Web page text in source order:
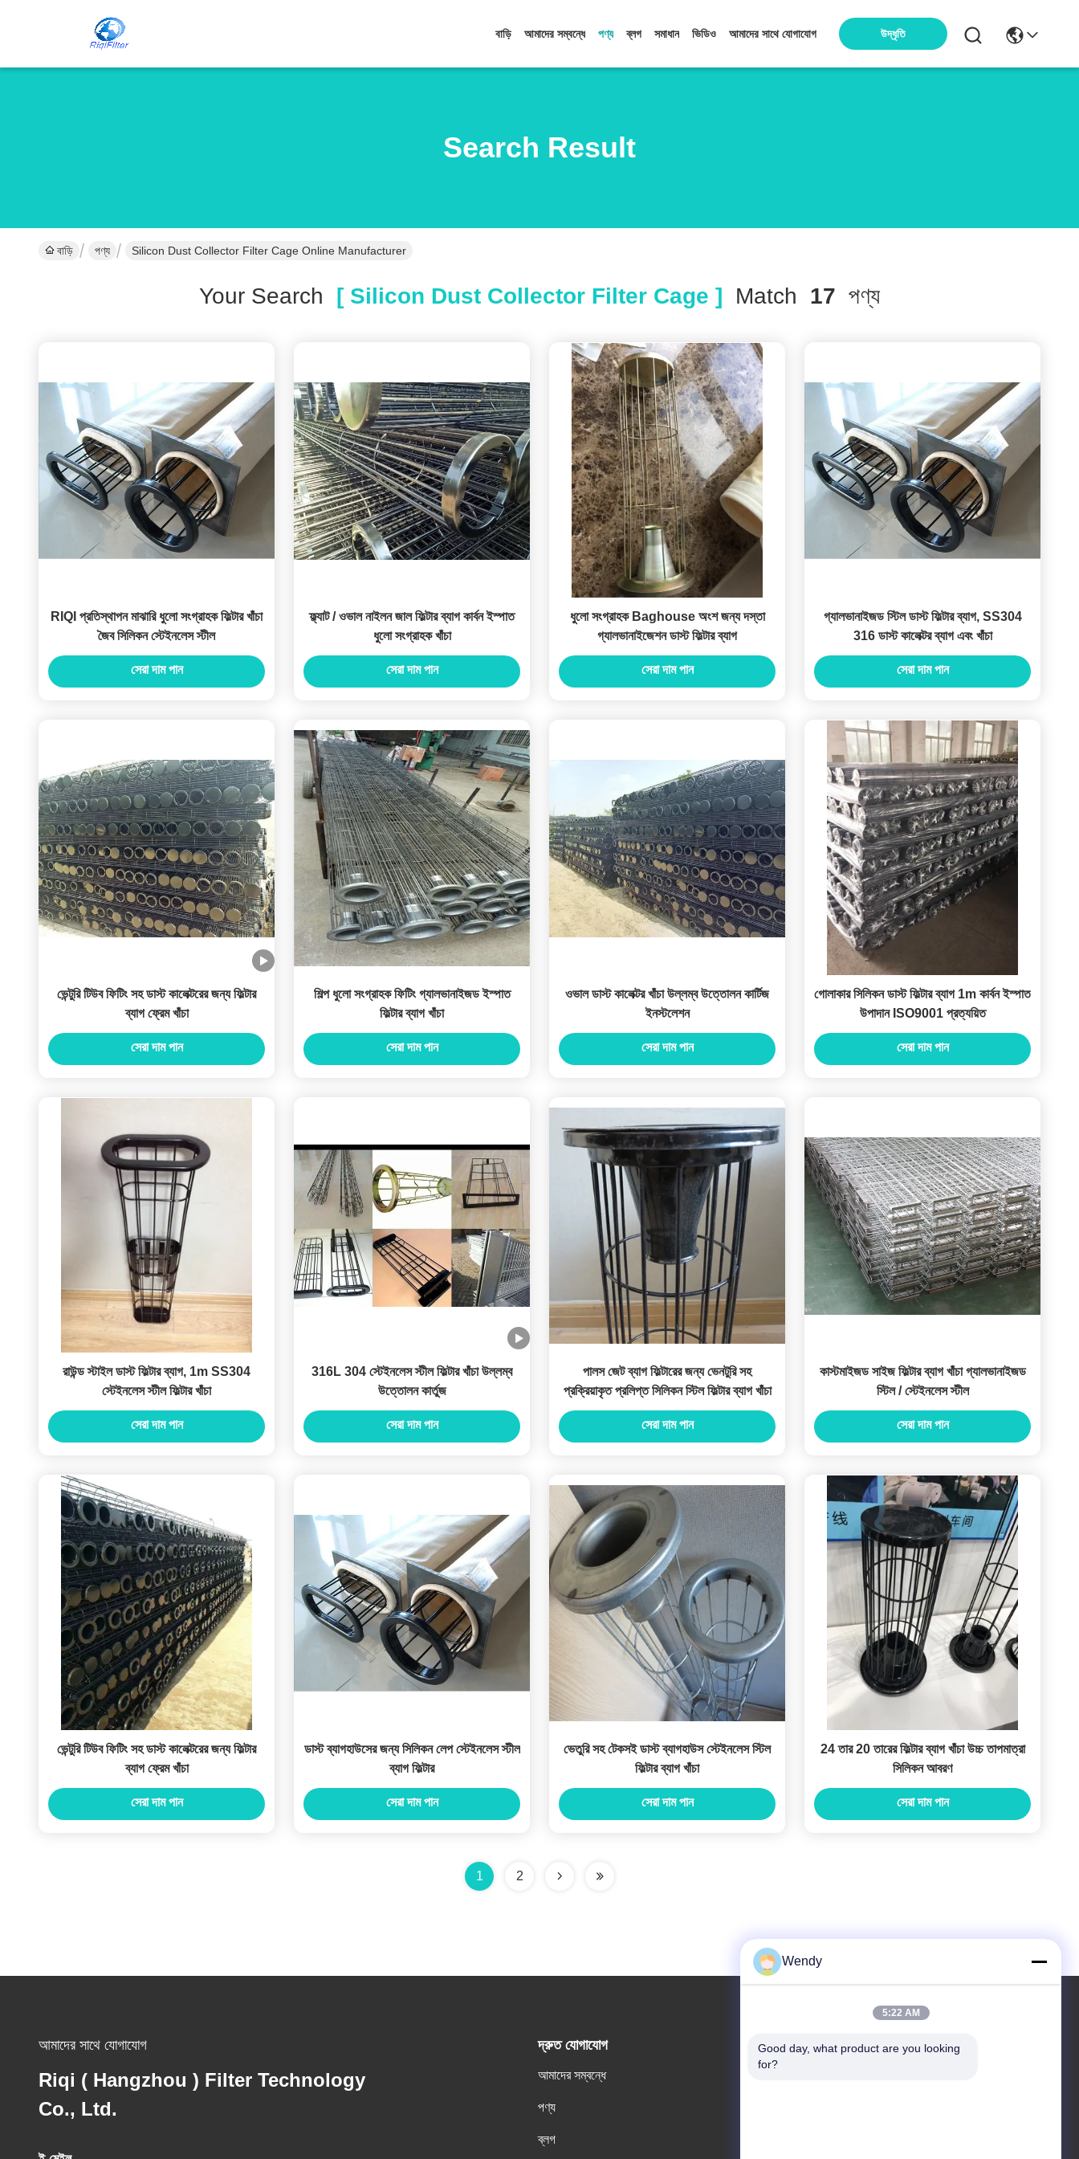
বাড়ি আমাদের সম্বন্ধে পণ্য ব্লগ সমাধান ভিডিও আমাদের সাথে যোগাযোগ উদ্ধৃতি
Search Result
বাড়ি পণ্য Silicon Dust Collector Filter Cage Online Manufacturer
Your Search [ Silicon Dust Collector Filter Cage ] Match 17 পণ্য
RIQI প্রতিস্থাপন মাঝারি ধুলো সংগ্রাহক ফিল্টার খাঁচা
জৈব সিলিকন স্টেইনলেস স্টীল
সেরা দাম পান
ফ্ল্যাট / ওভাল নাইলন জাল ফিল্টার ব্যাগ কার্বন ইস্পাত
ধুলো সংগ্রাহক খাঁচা
সেরা দাম পান
ধুলো সংগ্রাহক Baghouse অংশ জন্য দস্তা
গ্যালভানাইজেশন ডাস্ট ফিল্টার ব্যাগ
সেরা দাম পান
গ্যালভানাইজড স্টিল ডাস্ট ফিল্টার ব্যাগ, SS304
316 ডাস্ট কালেক্টর ব্যাগ এবং খাঁচা
সেরা দাম পান
ভেন্টুরি টিউব ফিটিং সহ ডাস্ট কালেক্টরের জন্য ফিল্টার
ব্যাগ ফ্রেম খাঁচা
সেরা দাম পান
শিল্প ধুলো সংগ্রাহক ফিটিং গ্যালভানাইজড ইস্পাত
ফিল্টার ব্যাগ খাঁচা
সেরা দাম পান
ওভাল ডাস্ট কালেক্টর খাঁচা উল্লম্ব উত্তোলন কার্টিজ
ইনস্টলেশন
সেরা দাম পান
গোলাকার সিলিকন ডাস্ট ফিল্টার ব্যাগ 1m কার্বন ইস্পাত
উপাদান ISO9001 প্রত্যয়িত
সেরা দাম পান
রাউন্ড স্টাইল ডাস্ট ফিল্টার ব্যাগ, 1m SS304
স্টেইনলেস স্টীল ফিল্টার খাঁচা
সেরা দাম পান
316L 304 স্টেইনলেস স্টীল ফিল্টার খাঁচা উল্লম্ব
উত্তোলন কার্তুজ
সেরা দাম পান
পালস জেট ব্যাগ ফিল্টারের জন্য ভেনটুরি সহ
প্রক্রিয়াকৃত প্রলিপ্ত সিলিকন স্টিল ফিল্টার ব্যাগ খাঁচা
সেরা দাম পান
কাস্টমাইজড সাইজ ফিল্টার ব্যাগ খাঁচা গ্যালভানাইজড
স্টিল / স্টেইনলেস স্টীল
সেরা দাম পান
ভেন্টুরি টিউব ফিটিং সহ ডাস্ট কালেক্টরের জন্য ফিল্টার
ব্যাগ ফ্রেম খাঁচা
সেরা দাম পান
ডাস্ট ব্যাগহাউসের জন্য সিলিকন লেপ স্টেইনলেস স্টীল
ব্যাগ ফিল্টার
সেরা দাম পান
ভেতুরি সহ টেকসই ডাস্ট ব্যাগহাউস স্টেইনলেস স্টিল
ফিল্টার ব্যাগ খাঁচা
সেরা দাম পান
24 তার 20 তারের ফিল্টার ব্যাগ খাঁচা উচ্চ তাপমাত্রা
সিলিকন আবরণ
সেরা দাম পান
1 2
আমাদের সাথে যোগাযোগ
Riqi ( Hangzhou ) Filter Technology
Co., Ltd.
দ্রুত যোগাযোগ
আমাদের সম্বন্ধে
পণ্য
ব্লগ
আমাদের ঠিকানা
Wendy
5:22 AM
Good day, what product are you looking
for?